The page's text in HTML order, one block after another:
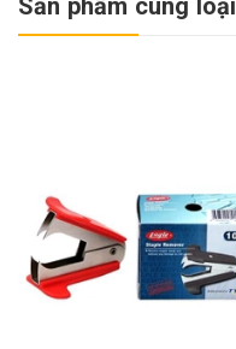
Sản phẩm cùng loại